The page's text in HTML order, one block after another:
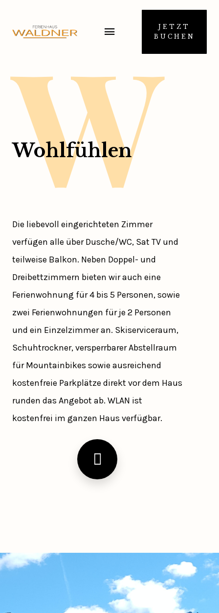
JETZT
BUCHEN
W
Wohlfühlen
Die liebevoll eingerichteten Zimmer
verfügen alle über Dusche/WC, Sat TV und
teilweise Balkon. Neben Doppel- und
Dreibettzimmern bieten wir auch eine
Ferienwohnung für 4 bis 5 Personen, sowie
zwei Ferienwohnungen für je 2 Personen
und ein Einzelzimmer an. Skiserviceraum,
Schuhtrockner, versperrbarer Abstellraum
für Mountainbikes sowie ausreichend
kostenfreie Parkplätze direkt vor dem Haus
runden das Angebot ab. WLAN ist
kostenfrei im ganzen Haus verfügbar.